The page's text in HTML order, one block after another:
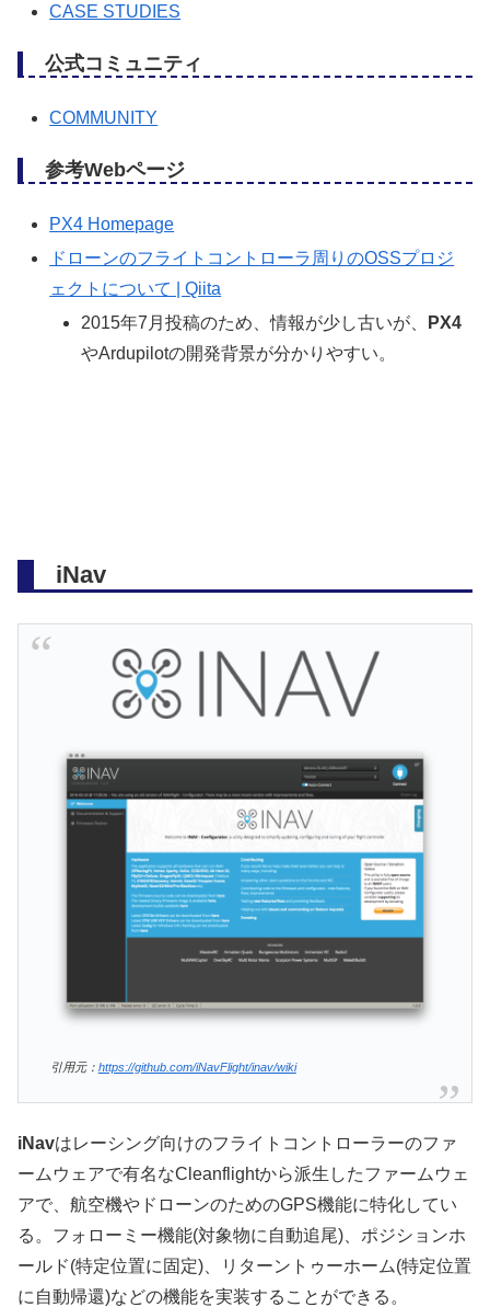
CASE STUDIES
公式コミュニティ
COMMUNITY
参考Webページ
PX4 Homepage
ドローンのフライトコントローラ周りのOSSプロジ
ェクトについて | Qiita
2015年7月投稿のため、情報が少し古いが、
PX4
やArdupilotの開発背景が分かりやすい。
iNav
引用元： https://github.com/iNavFlight/inav/wiki
iNavはレーシング向けのフライトコントローラーのファ
ームウェアで有名なCleanflightから派生したファームウェ
アで、航空機やドローンのためのGPS機能に特化してい
る。フォローミー機能(対象物に自動追尾)、ポジションホ
ールド(特定位置に固定)、リターントゥーホーム(特定位置
に自動帰還)などの機能を実装することができる。